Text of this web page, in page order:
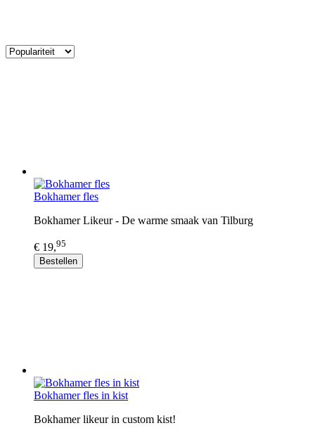
Bokhamer fles
Bokhamer Likeur - De warme smaak van Tilburg
€ 19,95
Bestellen
Bokhamer fles in kist
Bokhamer likeur in custom kist!